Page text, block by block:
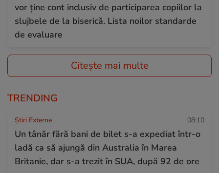
vor ține cont inclusiv de participarea copiilor la
slujbele de la biserică. Lista noilor standarde
de evaluare
Citește mai multe
TRENDING
Știri Externe 08:10
Un tânăr fără bani de bilet s-a expediat într-o
ladă ca să ajungă din Australia în Marea
Britanie, dar s-a trezit în SUA, după 92 de ore